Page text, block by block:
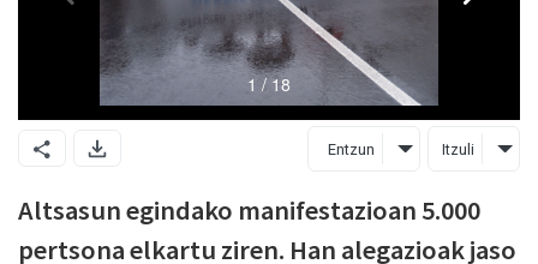
Entzun Itzuli
Altsasun egindako manifestazioan 5.000
pertsona elkartu ziren. Han alegazioak jaso